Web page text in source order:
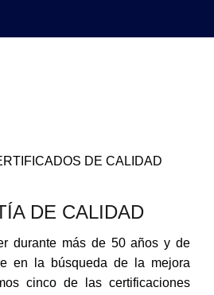
DE CALIDAD
DE CALIDAD
durante más de 50 años y de
en la búsqueda de la mejora
cinco de las certificaciones